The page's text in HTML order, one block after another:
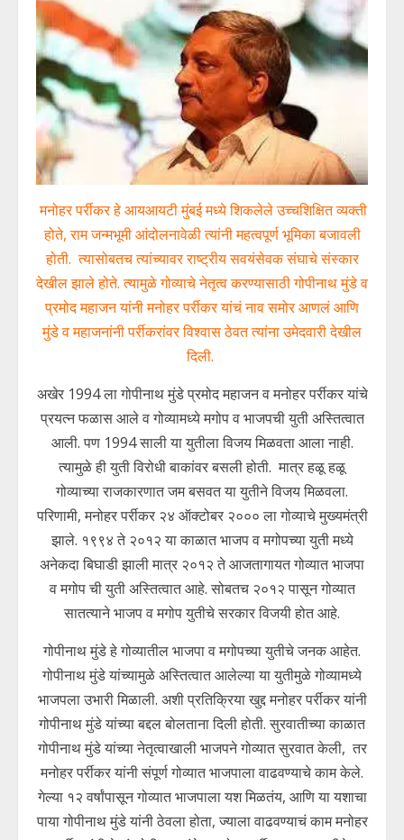
मनोहर पर्रीकर हे आयआयटी मुंबई मध्ये शिकलेले उच्चशिक्षित व्यक्ती
होते, राम जन्मभूमी आंदोलनावेळी त्यांनी महत्वपूर्ण भूमिका बजावली
होती. त्यासोबतच त्यांच्यावर राष्ट्रीय सवयंसेवक संघाचे संस्कार
देखील झाले होते. त्यामुळे गोव्याचे नेतृत्व करण्यासाठी गोपीनाथ मुंडे व
प्रमोद महाजन यांनी मनोहर पर्रीकर यांचं नाव समोर आणलं आणि
मुंडे व महाजनांनी पर्रीकरांवर विश्वास ठेवत त्यांना उमेदवारी देखील
दिली.
अखेर 1994 ला गोपीनाथ मुंडे प्रमोद महाजन व मनोहर पर्रीकर यांचे
प्रयत्न फळास आले व गोव्यामध्ये मगोप व भाजपची युती अस्तित्वात
आली. पण 1994 साली या युतीला विजय मिळवता आला नाही.
त्यामुळे ही युती विरोधी बाकांवर बसली होती. मात्र हळू हळू
गोव्याच्या राजकारणात जम बसवत या युतीने विजय मिळवला.
परिणामी, मनोहर पर्रीकर २४ ऑक्टोबर २००० ला गोव्याचे मुख्यमंत्री
झाले. १९९४ ते २०१२ या काळात भाजप व मगोपच्या युती मध्ये
अनेकदा बिघाडी झाली मात्र २०१२ ते आजतागायत गोव्यात भाजपा
व मगोप ची युती अस्तित्वात आहे. सोबतच २०१२ पासून गोव्यात
सातत्याने भाजप व मगोप युतीचे सरकार विजयी होत आहे.
गोपीनाथ मुंडे हे गोव्यातील भाजपा व मगोपच्या युतीचे जनक आहेत.
गोपीनाथ मुंडे यांच्यामुळे अस्तित्वात आलेल्या या युतीमुळे गोव्यामध्ये
भाजपला उभारी मिळाली. अशी प्रतिक्रिया खुद्द मनोहर पर्रीकर यांनी
गोपीनाथ मुंडे यांच्या बद्दल बोलताना दिली होती. सुरवातीच्या काळात
गोपीनाथ मुंडे यांच्या नेतृत्वाखाली भाजपने गोव्यात सुरवात केली, तर
मनोहर पर्रीकर यांनी संपूर्ण गोव्यात भाजपाला वाढवण्याचे काम केले.
गेल्या १२ वर्षांपासून गोव्यात भाजपाला यश मिळतंय, आणि या यशाचा
पाया गोपीनाथ मुंडे यांनी ठेवला होता, ज्याला वाढवण्याचं काम मनोहर